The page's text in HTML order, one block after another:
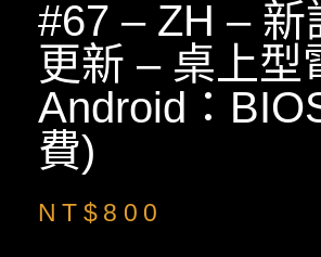
#67 – ZH – 新
更新 – 桌上型
Android：
費)
NT$ 800